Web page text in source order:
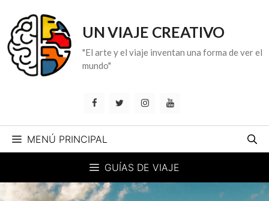
contenido
UN VIAJE CREATIVO
"El arte y el viaje inventan una forma de ver el
mundo"
MENÚ PRINCIPAL
GUÍAS DE VIAJE